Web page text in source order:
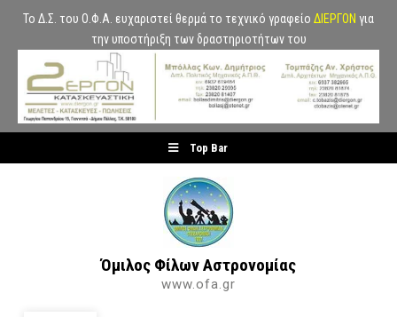
Το Δ.Σ. του Ο.Φ.Α. ευχαριστεί θερμά το τεχνικό γραφείο ΔΙΕΡΓΟΝ για
την υποστήριξη των δραστηριοτήτων του
to
Top Bar
Όμιλος Φίλων Αστρονομίας
www.ofa.gr